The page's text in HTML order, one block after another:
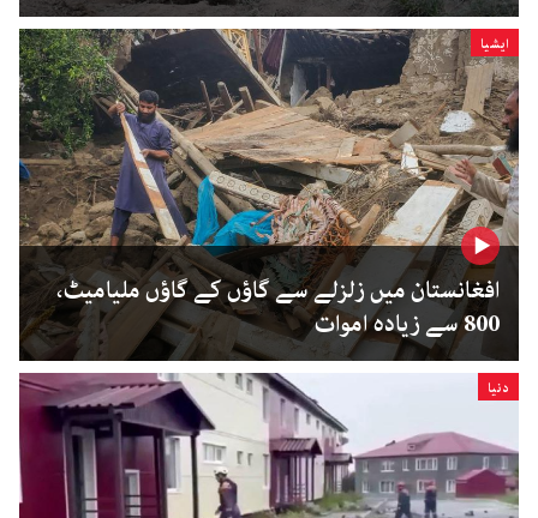
ایشیا
افغانستان میں زلزلے سے گاؤں کے گاؤں ملیامیٹ،
800 سے زیادہ اموات
دنیا